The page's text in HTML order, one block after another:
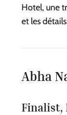
Hotel, une
et les
Abha
Finalist,